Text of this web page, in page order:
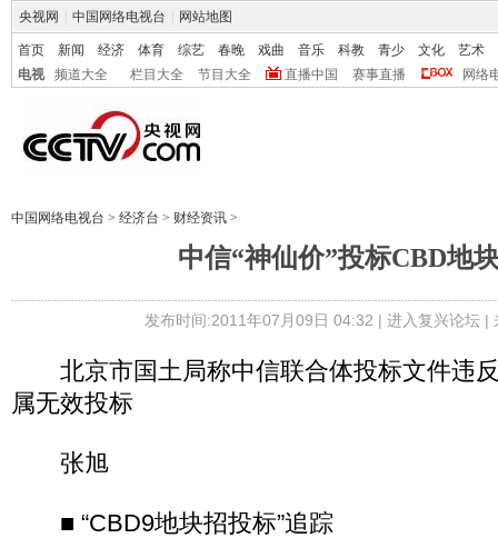
央视网 中国网络电视台 网站地图
首页 新闻 经济 体育 综艺 春晚 戏曲 音乐 科教 青少 文化
艺术
电视
频道大全 栏目大全 节目大全 直播中国 赛事直播 网络
中国网络电视台 > 经济台 > 财经资讯 >
中信“神仙价”投标CBD地
发布时间:2011年07月09日 04:32 | 进入复兴论坛|
北京市国土局称中信联合体投标文件违
属无效投标
张旭
■ “CBD9地块招投标”追踪